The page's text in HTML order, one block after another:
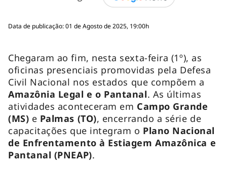
Data de publicação: 01 de Agosto de 2025, 19:00h
Chegaram ao fim, nesta sexta-feira (1º), as
oficinas presenciais promovidas pela Defesa
Civil Nacional nos estados que compõem a
Amazônia Legal e o Pantanal. As últimas
atividades aconteceram em Campo Grande
(MS) e Palmas (TO), encerrando a série de
capacitações que integram o Plano Nacional
de Enfrentamento à Estiagem Amazônica e
Pantanal (PNEAP).